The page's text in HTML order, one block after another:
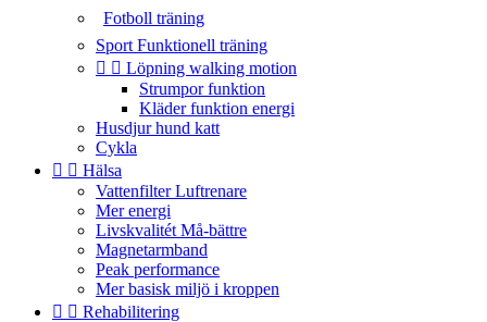
Fotboll träning
Sport Funktionell träning
  Löpning walking motion
Strumpor funktion
Kläder funktion energi
Husdjur hund katt
Cykla
  Hälsa
Vattenfilter Luftrenare
Mer energi
Livskvalitét Må-bättre
Magnetarmband
Peak performance
Mer basisk miljö i kroppen
  Rehabilitering